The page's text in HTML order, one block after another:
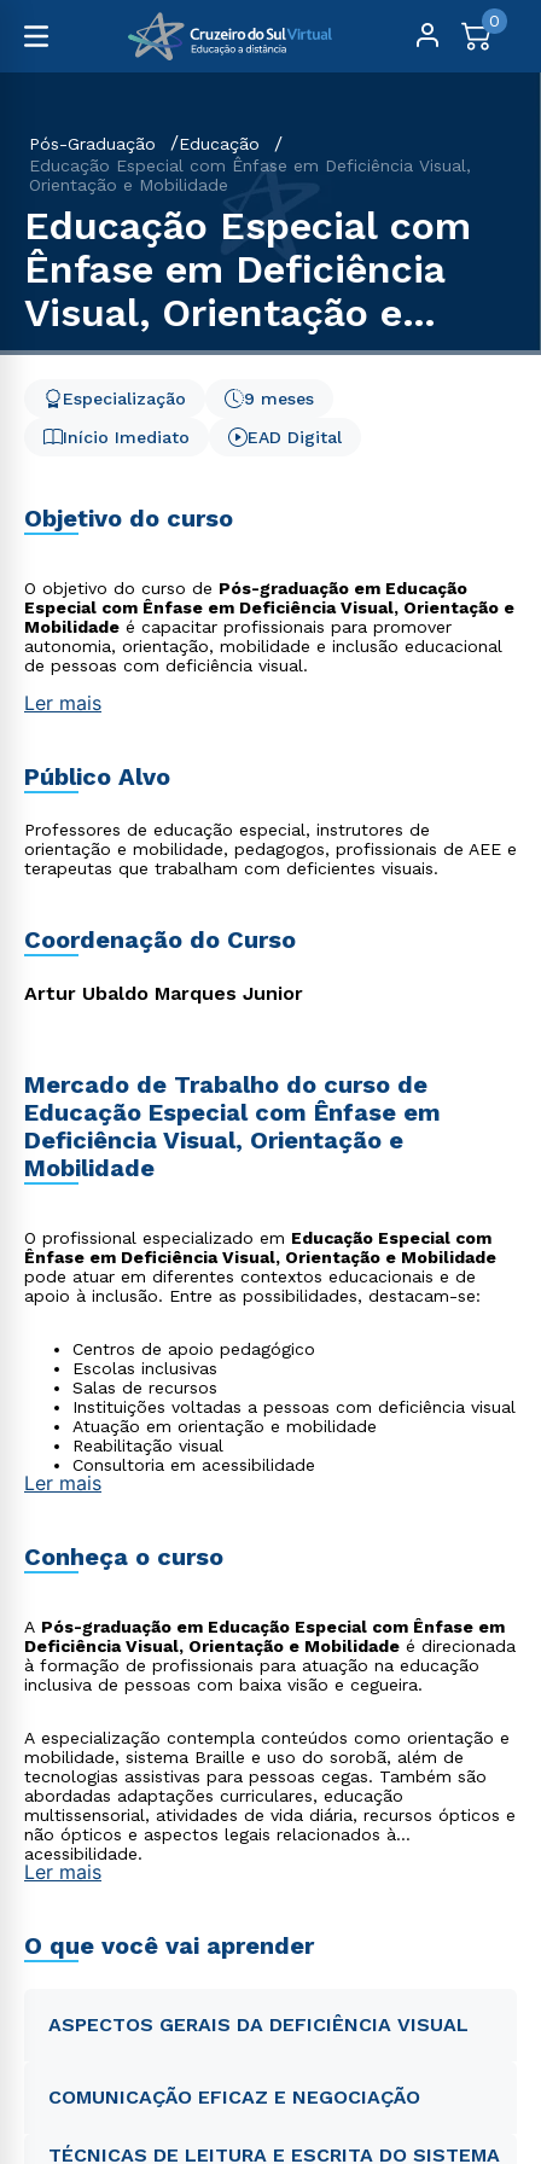
0
Pós-Graduação
Educação
Educação Especial com Ênfase em Deficiência Visual,
Orientação e Mobilidade
Educação Especial com
Ênfase em Deficiência
Visual, Orientação e
Mobilidade
Início Imediato
9 meses
Especialização
EAD Digital
Objetivo do curso
O objetivo do curso de Pós-graduação em Educação
Especial com Ênfase em Deficiência Visual, Orientação e
Mobilidade é capacitar profissionais para promover
autonomia, orientação, mobilidade e inclusão educacional
de pessoas com deficiência visual.
Ler mais
Público Alvo
Professores de educação especial, instrutores de
orientação e mobilidade, pedagogos, profissionais de AEE e
terapeutas que trabalham com deficientes visuais.
Coordenação do Curso
Artur Ubaldo Marques Junior
Mercado de Trabalho do curso de
Educação Especial com Ênfase em
Deficiência Visual, Orientação e
Mobilidade
O profissional especializado em Educação Especial com
Ênfase em Deficiência Visual, Orientação e Mobilidade
pode atuar em diferentes contextos educacionais e de
apoio à inclusão. Entre as possibilidades, destacam-se:
Centros de apoio pedagógico
Escolas inclusivas
Salas de recursos
Instituições voltadas a pessoas com deficiência visual
Atuação em orientação e mobilidade
Reabilitação visual
Consultoria em acessibilidade
ONGs para pessoas com deficiência visual
Ler mais
Conheça o curso
A Pós-graduação em Educação Especial com Ênfase em
Deficiência Visual, Orientação e Mobilidade é direcionada
à formação de profissionais para atuação na educação
inclusiva de pessoas com baixa visão e cegueira.
A especialização contempla conteúdos como orientação e
mobilidade, sistema Braille e uso do sorobã, além de
tecnologias assistivas para pessoas cegas. Também são
abordadas adaptações curriculares, educação
multissensorial, atividades de vida diária, recursos ópticos e
não ópticos e aspectos legais relacionados à
acessibilidade.
Ler mais
O que você vai aprender
ASPECTOS GERAIS DA DEFICIÊNCIA VISUAL
COMUNICAÇÃO EFICAZ E NEGOCIAÇÃO
TÉCNICAS DE LEITURA E ESCRITA DO SISTEMA